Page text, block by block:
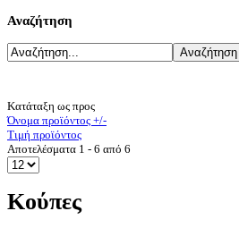
Αναζήτηση
Κατάταξη ως προς
Όνομα προϊόντος +/-
Τιμή προϊόντος
Αποτελέσματα 1 - 6 από 6
Κούπες